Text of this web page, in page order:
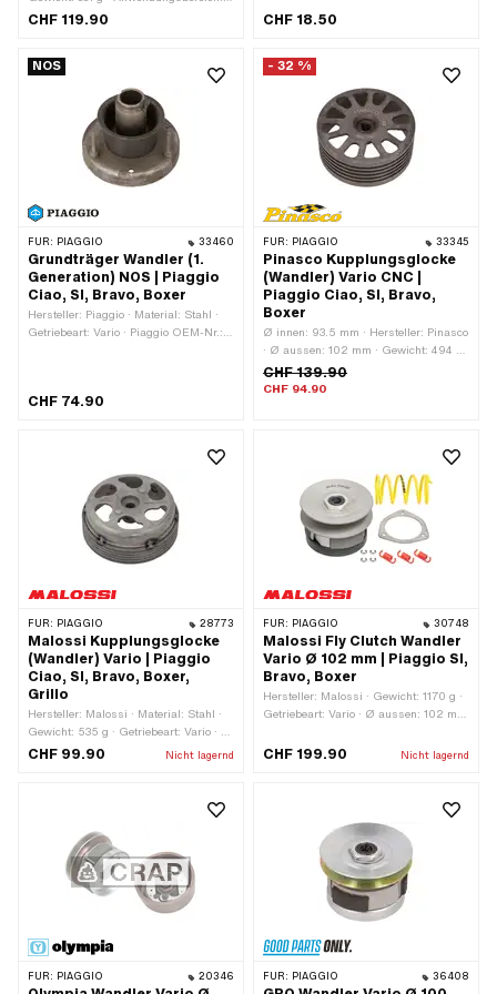
Original · Getriebeart: Vario · Ø
CHF 119.90 CHF 18.50
NOS
FÜR: PIAGGIO 33460
Grundträger Wandler (1.
Generation) NOS | Piaggio
Ciao, SI, Bravo, Boxer
Hersteller: Piaggio · Material: Stahl ·
Getriebeart: Vario · Piaggio OEM-Nr.:
CHF 74.90
- 32 %
FÜR: PIAGGIO 33345
Pinasco Kupplungsglocke
(Wandler) Vario CNC |
Piaggio Ciao, SI, Bravo,
Boxer
Ø innen: 93.5 mm · Hersteller: Pinasco
· Ø aussen: 102 mm · Gewicht: 494 g
· Material: Stahl · Getriebeart: Vario
CHF 139.90
CHF 94.90
FÜR: PIAGGIO 28773
Malossi Kupplungsglocke
(Wandler) Vario | Piaggio
Ciao, SI, Bravo, Boxer,
Grillo
Hersteller: Malossi · Material: Stahl ·
Gewicht: 535 g · Getriebeart: Vario · Ø
innen: 93 mm · Ø aussen: 105 mm
CHF 99.90 Nicht lagernd
FÜR: PIAGGIO 30748
Malossi Fly Clutch Wandler
Vario Ø 102 mm | Piaggio SI,
Bravo, Boxer
Hersteller: Malossi · Gewicht: 1170 g ·
Getriebeart: Vario · Ø aussen: 102 mm
Riemenscheibe: 15 ° · Anzahl Backen:
CHF 199.90 Nicht lagernd
FÜR: PIAGGIO 20346 FÜR: PIAGGIO 36408